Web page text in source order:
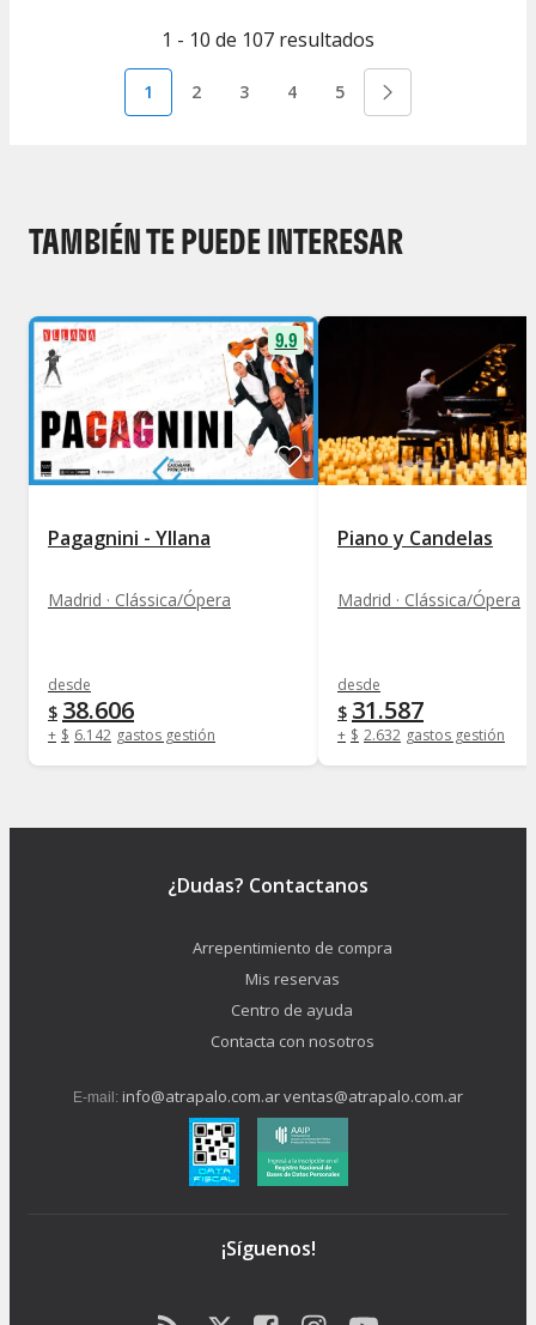
1 - 10 de 107 resultados
1 2 3 4 5
TAMBIÉN TE PUEDE INTERESAR
9.9
Pagagnini - Yllana
Madrid · Clássica/Ópera
desde
$ 38.606
+ $ 6.142 gastos gestión
Piano y Candelas
Madrid · Clássica/Ópera
desde
$ 31.587
+ $ 2.632 gastos gestión
¿Dudas? Contactanos
Arrepentimiento de compra
Mis reservas
Centro de ayuda
Contacta con nosotros
E-mail: info@atrapalo.com.arventas@atrapalo.com.ar
¡Síguenos!